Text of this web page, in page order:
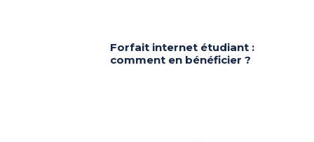
Forfait internet étudiant :
comment en bénéficier ?